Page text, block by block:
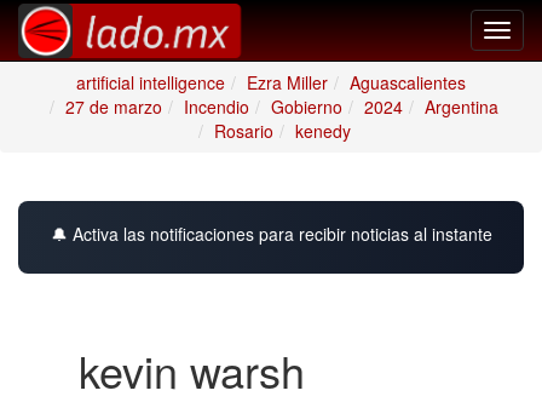
artificial intelligence
Ezra Miller
Aguascalientes
27 de marzo
Incendio Gobierno 2024
Argentina
Rosario
kenedy
🔔 Activa las notificaciones para recibir noticias al instante
kevin warsh